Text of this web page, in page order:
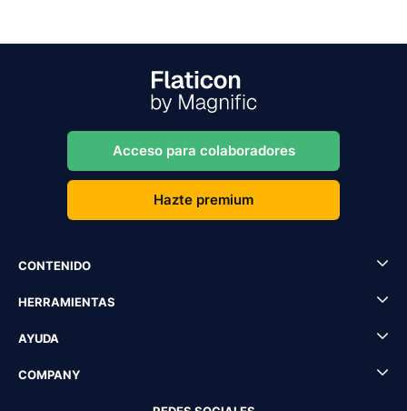
Acceso para colaboradores
Hazte premium
CONTENIDO
HERRAMIENTAS
AYUDA
COMPANY